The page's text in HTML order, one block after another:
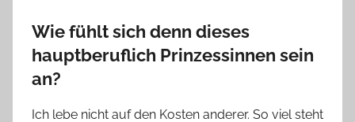
Wie fühlt sich denn dieses
hauptberuflich Prinzessinnen sein
an?
Ich lebe nicht auf den Kosten anderer. So viel steht